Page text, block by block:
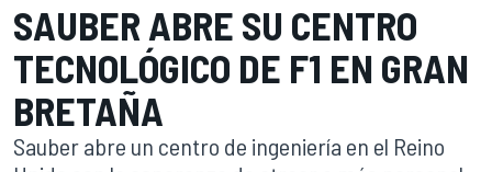
SAUBER ABRE SU CENTRO
TECNOLÓGICO DE F1 EN GRAN
BRETAÑA
Sauber abre un centro de ingeniería en el Reino